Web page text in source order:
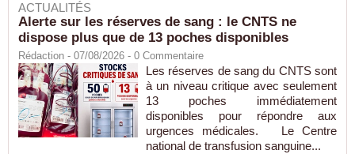
ACTUALITÉS
Alerte sur les réserves de sang : le CNTS ne
dispose plus que de 13 poches disponibles
Rédaction - 07/08/2026 - 0 Commentaire
Les réserves de sang du CNTS sont
à un niveau critique avec seulement
13 poches immédiatement
disponibles pour répondre aux
urgences médicales. Le Centre
national de transfusion sanguine...